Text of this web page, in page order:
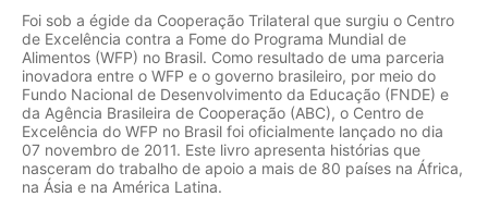
Foi sob a égide da Cooperação Trilateral que surgiu o Centro
de Excelência contra a Fome do Programa Mundial de
Alimentos (WFP) no Brasil. Como resultado de uma parceria
inovadora entre o WFP e o governo brasileiro, por meio do
Fundo Nacional de Desenvolvimento da Educação (FNDE) e
da Agência Brasileira de Cooperação (ABC), o Centro de
Excelência do WFP no Brasil foi oficialmente lançado no dia
07 novembro de 2011. Este livro apresenta histórias que
nasceram do trabalho de apoio a mais de 80 países na África,
na Ásia e na América Latina.